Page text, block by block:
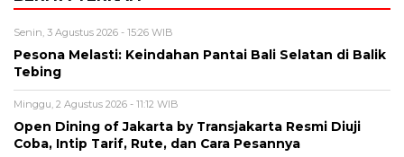
Senin, 3 Agustus 2026 - 15:26 WIB
Pesona Melasti: Keindahan Pantai Bali Selatan di Balik
Tebing
Minggu, 2 Agustus 2026 - 11:12 WIB
Open Dining of Jakarta by Transjakarta Resmi Diuji
Coba, Intip Tarif, Rute, dan Cara Pesannya